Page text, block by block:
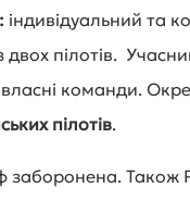
індивідуальний та
пілотів.
власні команди.
пілотів.
заборонена. Також